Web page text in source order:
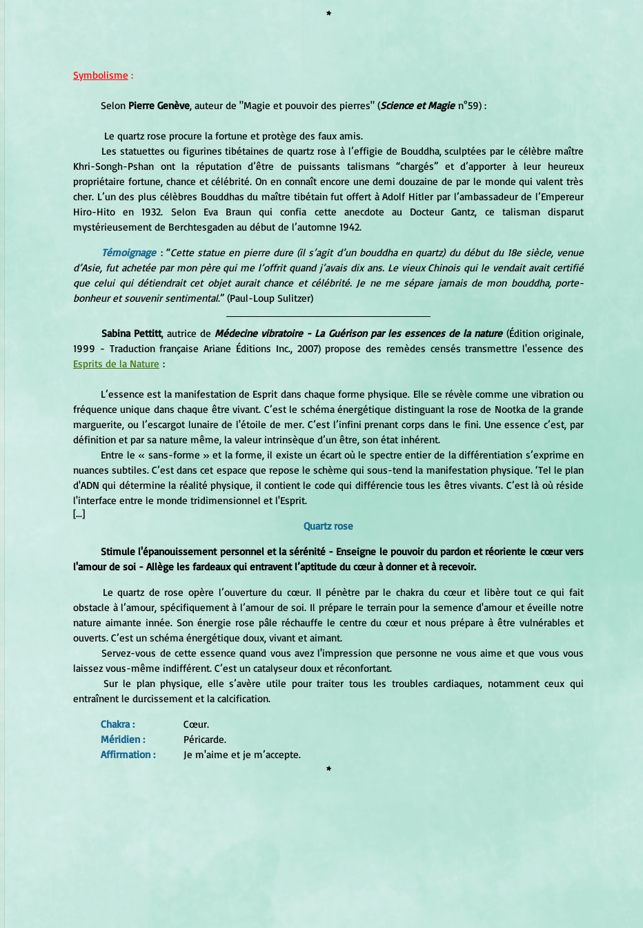
*
Symbolisme :
	Selon
Pierre Genève, auteur de "Magie et pouvoir des pierres" (Science et Magie n°59) :
	 Le quartz rose procure la fortune et protège des faux amis.
Khri-Songh-Pshan ont la réputation d’être de puissants talismans “chargés” et d’apporter à leur heureux
propriétaire fortune, chance et célébrité. On en connaît encore une demi douzaine de par le monde qui valent très
cher. L’un des plus célèbres Bouddhas du maître tibétain fut offert à Adolf Hitler par l’ambassadeur de l’Empereur
Hiro-Hito en 1932. Selon Eva Braun qui confia cette anecdote au Docteur Gantz, ce talisman disparut
mystérieusement de Berchtesgaden au début de l’automne 1942.
Témoignage : “Cette statue en pierre dure (il s’agit d’un bouddha en quartz) du début du 18e siècle, venue
d’Asie, fut achetée par mon père qui me l’offrit quand j’avais dix ans. Le vieux Chinois qui le vendait avait certifié
que celui qui détiendrait cet objet aurait chance et célébrité. Je ne me sépare jamais de mon bouddha, porte-
bonheur et souvenir sentimental.” (Paul-Loup Sulitzer)
	Sabina Pettitt
, autrice de Médecine vibratoire - La Guérison par les essences de la nature (Édition originale,
Esprits de la Nature :
fréquence unique dans chaque être vivant. C’est le schéma énergétique distinguant la rose de Nootka de la grande
marguerite, ou l’escargot lunaire de l'étoile de mer. C’est l’infini prenant corps dans le fini. Une essence c’est, par
définition et par sa nature même, la valeur intrinsèque d’un être, son état inhérent.
nuances subtiles. C’est dans cet espace que repose le schème qui sous-tend la manifestation physique. ‘Tel le plan
d'ADN qui détermine la réalité physique, il contient le code qui différencie tous les êtres vivants. C’est là où réside
l'interface entre le monde tridimensionnel et l'Esprit.
[...]
Quartz rose
Stimule l'épanouissement personnel et la sérénité - Enseigne le pouvoir du pardon et réoriente le cœur vers
l'amour de soi - Allège les fardeaux qui entravent l’aptitude du cœur à donner et à recevoir.
obstacle à l’amour, spécifiquement à l’amour de soi. Il prépare le terrain pour la semence d'amour et éveille notre
nature aimante innée. Son énergie rose pâle réchauffe le centre du cœur et nous prépare à être vulnérables et
ouverts. C’est un schéma énergétique doux, vivant et aimant.
	Servez-vous de cette essence quand vous avez l'impression que personne ne vous aime et que vous vous
laissez vous-même indifférent. C’est un catalyseur doux et réconfortant.
entraînent le durcissement et la calcification.
Chakra :
		Cœur.
	Péricarde.
Affirmation :
	Je m'aime et je m’accepte.
*